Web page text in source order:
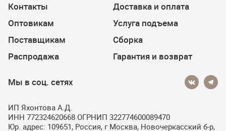
Контакты
Оптовикам
Поставщикам
Распродажа
Доставка и оплата
Услуга подъема
Сборка
Гарантия и возврат
Мы в соц. сетях
ИП Яхонтова А.Д.
ИНН 772324620668 ОГРНИП 322774600089470
Юр. адрес: 109651, Россия, г Москва, Новочеркасский б-р,